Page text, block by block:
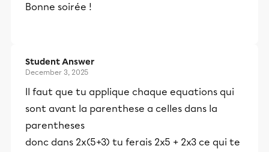
Bonne soirée !
Student Answer
December 3, 2025
Il faut que tu applique chaque equations qui
sont avant la parenthese a celles dans la
parentheses
donc dans 2x(5+3) tu ferais 2x5 + 2x3 ce qui te